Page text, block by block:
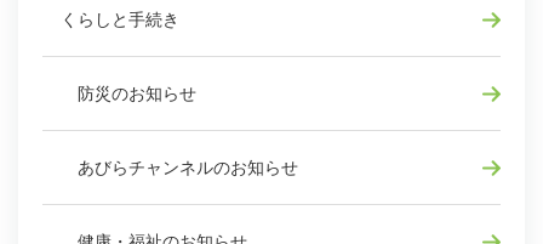
くらしと手続き
防災のお知らせ
あびらチャンネルのお知らせ